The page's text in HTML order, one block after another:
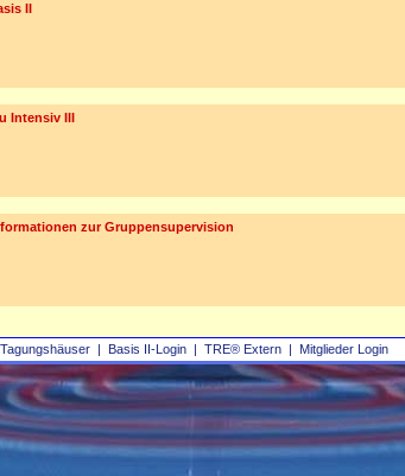
Tagungshäuser | Basis II‑Login | TRE® Extern | Mitglieder Login
II
Intensiv III
zur Gruppensupervision